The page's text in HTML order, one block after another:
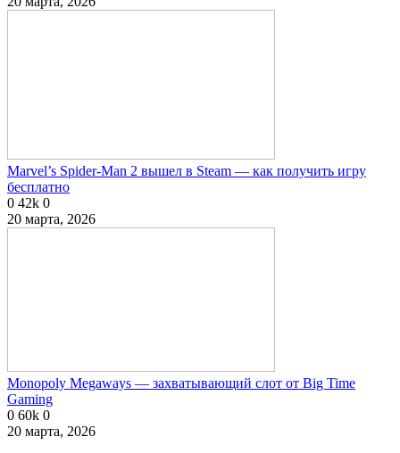
Marvel’s Spider-Man 2 вышел в Steam — как получить игру
бесплатно
0 42k 0
20 марта, 2026
Monopoly Megaways — захватывающий слот от Big Time
Gaming
0 60k 0
20 марта, 2026